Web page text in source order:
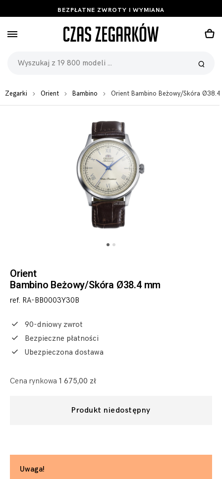
BEZPŁATNE ZWROTY I WYMIANA
Zegarki Orient Bambino Orient Bambino Beżowy/Skóra
Orient
Bambino Beżowy/Skóra Ø38.4 mm
ref. RA-BB0003Y30B
90-dniowy zwrot
Bezpieczne płatności
Ubezpieczona dostawa
Cena rynkowa 1 675,00 zł
Produkt niedostępny
Uwaga!